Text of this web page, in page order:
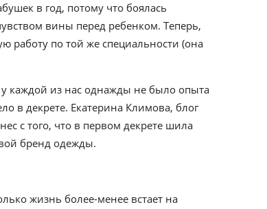
в год, потому что боялась
вины перед ребенком. Теперь,
работу по той же специальности (она
каждой из нас однажды не было опыта
в декрете. Екатерина Климова, блог
с того, что в первом декрете шила
бренд одежды.
жизнь более-менее встает на